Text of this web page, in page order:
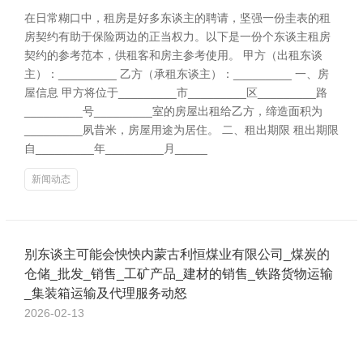
在日常糊口中，租房是好多东谈主的聘请，坚强一份圭表的租
房契约有助于保险两边的正当权力。以下是一份个东谈主租房
契约的参考范本，供租客和房主参考使用。 甲方（出租东谈
主）：_________ 乙方（承租东谈主）：_________ 一、房
屋信息 甲方将位于_________市_________区_________路
_________号_________室的房屋出租给乙方，缔造面积为
_________夙昔米，房屋用途为居住。 二、租出期限 租出期限
自_________年_________月_____
新闻动态
别东谈主可能会怏怏内蒙古利恒煤业有限公司_煤炭的
仓储_批发_销售_工矿产品_建材的销售_铁路货物运输
_集装箱运输及代理服务动怒
2026-02-13